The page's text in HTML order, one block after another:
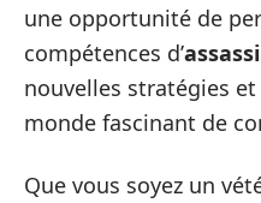
une opportunité de
compétences d’
nouvelles stratégies
monde fascinant de
Que vous soyez un